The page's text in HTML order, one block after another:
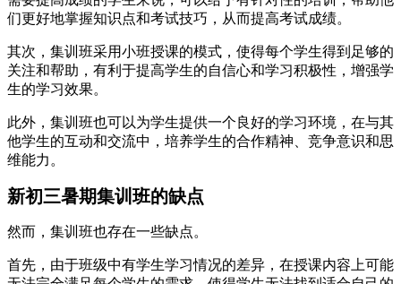
们更好地掌握知识点和考试技巧，从而提高考试成绩。
其次，集训班采用小班授课的模式，使得每个学生得到足够的
关注和帮助，有利于提高学生的自信心和学习积极性，增强学
生的学习效果。
此外，集训班也可以为学生提供一个良好的学习环境，在与其
他学生的互动和交流中，培养学生的合作精神、竞争意识和思
维能力。
新初三暑期集训班的缺点
然而，集训班也存在一些缺点。
首先，由于班级中有学生学习情况的差异，在授课内容上可能